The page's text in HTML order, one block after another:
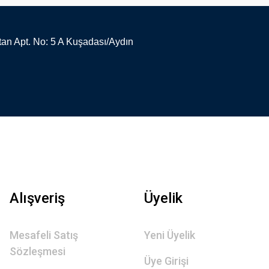
Apt. No: 5 A Kuşadası/Aydın
Alışveriş
Mesafeli Satış
Sözleşmesi
Üyelik
Yeni Üyelik
Üye Girişi